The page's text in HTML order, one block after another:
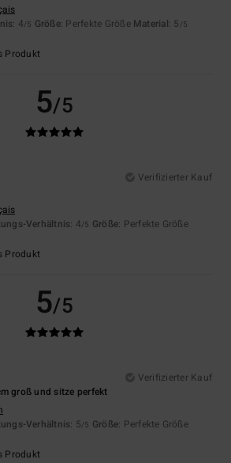
: 4/5 Größe: Perfekte Größe Material: 5 /5
Produkt
5/5
Verifizierter Kauf
Verhältnis: 4/5 Größe: Perfekte Größe
Produkt
5/5
Verifizierter Kauf
groß und sitze perfekt
Verhältnis: 5/5 Größe: Perfekte Größe
Produkt